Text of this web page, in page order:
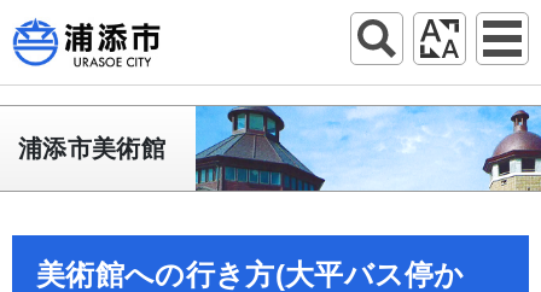
浦添市美術館
美術館への行き方(大平バス停か